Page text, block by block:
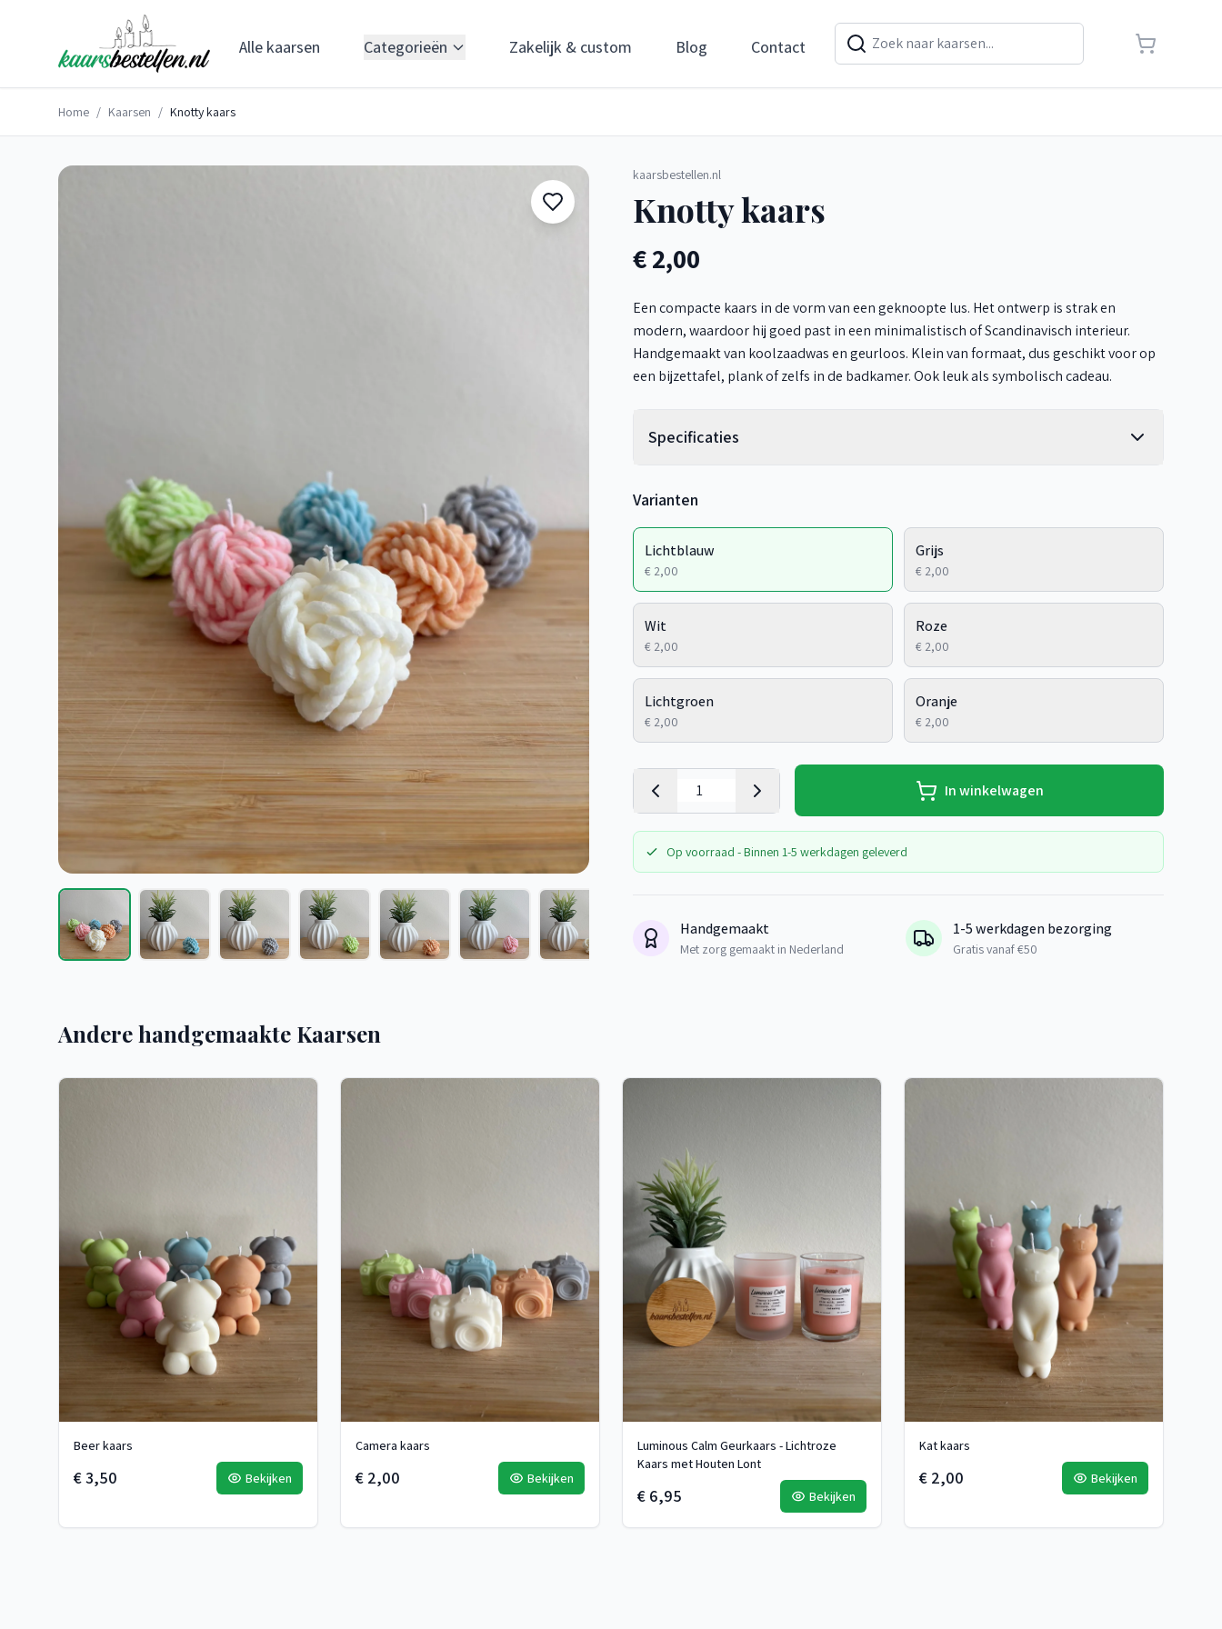
Alle kaarsen Categorieën Zakelijk & custom Blog Contact
Home / Kaarsen / Knotty kaars
kaarsbestellen.nl
Knotty kaars
€ 2,00
Een compacte kaars in de vorm van een geknoopte lus. Het ontwerp is strak en
modern, waardoor hij goed past in een minimalistisch of Scandinavisch interieur.
Handgemaakt van koolzaadwas en geurloos. Klein van formaat, dus geschikt voor op
een bijzettafel, plank of zelfs in de badkamer. Ook leuk als symbolisch cadeau.
Specificaties
Varianten
Lichtblauw
€ 2,00
Grijs
€ 2,00
Wit
€ 2,00
Roze
€ 2,00
Lichtgroen
€ 2,00
Oranje
€ 2,00
In winkelwagen
Op voorraad - Binnen 1-5 werkdagen geleverd
Handgemaakt
Met zorg gemaakt in Nederland
1-5 werkdagen bezorging
Gratis vanaf €50
Andere handgemaakte Kaarsen
Beer kaars
€ 3,50 Bekijken
Camera kaars
€ 2,00 Bekijken
Luminous Calm Geurkaars - Lichtroze
Kaars met Houten Lont
€ 6,95 Bekijken
Kat kaars
€ 2,00 Bekijken